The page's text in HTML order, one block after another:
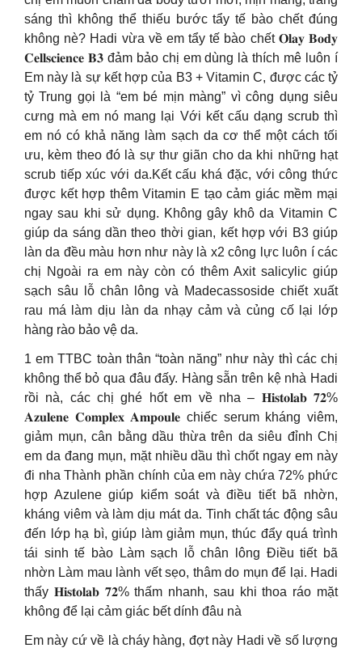
sáng thì không thể thiếu bước tẩy tế bào chết đúng
không nè? Hadi vừa về em tẩy tế bào chết 𝐎𝐥𝐚𝐲 𝐁𝐨𝐝𝐲
𝐂𝐞𝐥𝐥𝐬𝐜𝐢𝐞𝐧𝐜𝐞 𝐁𝟑 đảm bảo chị em dùng là thích mê luôn í
Em này là sự kết hợp của B3 + Vitamin C, được các tỷ
tỷ Trung gọi là “em bé mịn màng” vì công dụng siêu
cưng mà em nó mang lại Với kết cấu dạng scrub thì
em nó có khả năng làm sạch da cơ thể một cách tối
ưu, kèm theo đó là sự thư giãn cho da khi những hạt
scrub tiếp xúc với da.Kết cấu khá đặc, với công thức
được kết hợp thêm Vitamin E tạo cảm giác mềm mại
ngay sau khi sử dụng. Không gây khô da Vitamin C
giúp da sáng dần theo thời gian, kết hợp với B3 giúp
làn da đều màu hơn như này là x2 công lực luôn í các
chị Ngoài ra em này còn có thêm Axit salicylic giúp
sạch sâu lỗ chân lông và Madecassoside chiết xuất
rau má làm dịu làn da nhạy cảm và củng cố lại lớp
hàng rào bảo vệ da.
1 em TTBC toàn thân “toàn năng” như này thì các chị
không thể bỏ qua đâu đấy. Hàng sẵn trên kệ nhà Hadi
rồi nà, các chị ghé hốt em về nha – 𝐇𝐢𝐬𝐭𝐨𝐥𝐚𝐛 𝟕𝟐%
𝐀𝐳𝐮𝐥𝐞𝐧𝐞 𝐂𝐨𝐦𝐩𝐥𝐞𝐱 𝐀𝐦𝐩𝐨𝐮𝐥𝐞 chiếc serum kháng viêm,
giảm mụn, cân bằng dầu thừa trên da siêu đỉnh Chị
em da đang mụn, mặt nhiều dầu thì chốt ngay em này
đi nha Thành phần chính của em này chứa 72% phức
hợp Azulene giúp kiểm soát và điều tiết bã nhờn,
kháng viêm và làm dịu mát da. Tinh chất tác động sâu
đến lớp hạ bì, giúp làm giảm mụn, thúc đẩy quá trình
tái sinh tế bào Làm sạch lỗ chân lông Điều tiết bã
nhờn Làm mau lành vết sẹo, thâm do mụn để lại. Hadi
thấy 𝐇𝐢𝐬𝐭𝐨𝐥𝐚𝐛 𝟕𝟐% thấm nhanh, sau khi thoa ráo mặt
không để lại cảm giác bết dính đâu nà
Em này cứ về là cháy hàng, đợt này Hadi về số lượng